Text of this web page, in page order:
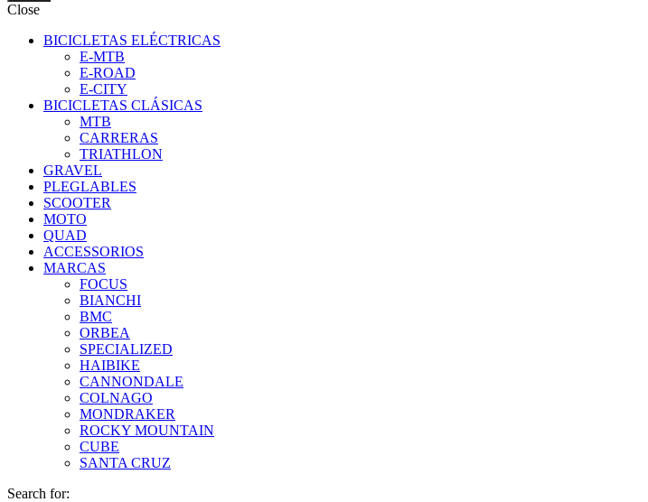
Close
BICICLETAS ELÉCTRICAS
E-MTB
E-ROAD
E-CITY
BICICLETAS CLÁSICAS
MTB
CARRERAS
TRIATHLON
GRAVEL
PLEGLABLES
SCOOTER
MOTO
QUAD
ACCESSORIOS
MARCAS
FOCUS
BIANCHI
BMC
ORBEA
SPECIALIZED
HAIBIKE
CANNONDALE
COLNAGO
MONDRAKER
ROCKY MOUNTAIN
CUBE
SANTA CRUZ
Search for: